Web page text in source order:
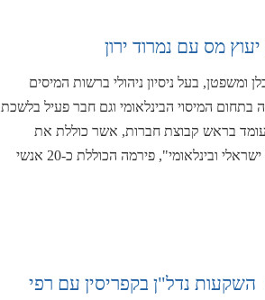
מס עם נמרוד ירון
ומשפטן, בעל ניסיון ניהולי ברשות המיסים
בתחום המיסוי הבינלאומי וגם חבר פעיל בלשכת
עומד בראש קבוצת חברות, אשר כוללת את
משרד "נמרוד ירון ושות' – מיסוי ישראלי ובינלאומי", פירמה הכוללת כ-20 אנשי
נדל"ן בקפריסין עם רפי